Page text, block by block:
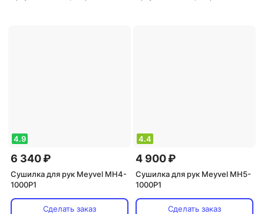
4.9
6 340 ₽
Сушилка для рук Meyvel MH4-
1000P1
Сделать заказ
4.4
4 900 ₽
Сушилка для рук Meyvel MH5-
1000P1
Сделать заказ